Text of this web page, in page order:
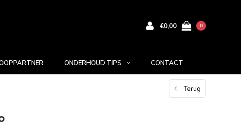
€0,00 0
ONDERHOUD TIPS CONTACT
Terug